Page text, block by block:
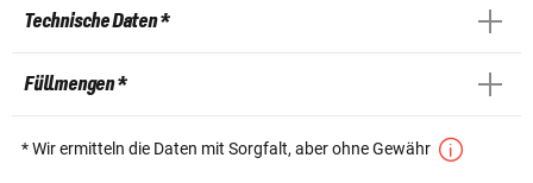
Technische Daten *
Füllmengen *
* Wir ermitteln die Daten mit Sorgfalt, aber ohne Gewähr